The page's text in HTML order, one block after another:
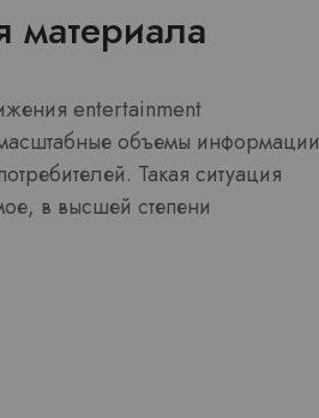
entertainment
объемы информации
Такая ситуация
в высшей степени